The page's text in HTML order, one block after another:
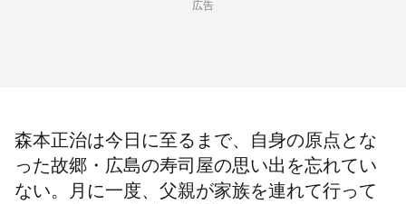
広告
森本正治は今日に至るまで、自身の原点とな
った故郷・広島の寿司屋の思い出を忘れてい
ない。月に一度、父親が家族を連れて行って